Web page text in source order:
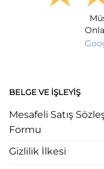
BELGE VE İŞLEYIŞ
Mesafeli Satış
Formu
Gizlilik İlkesi